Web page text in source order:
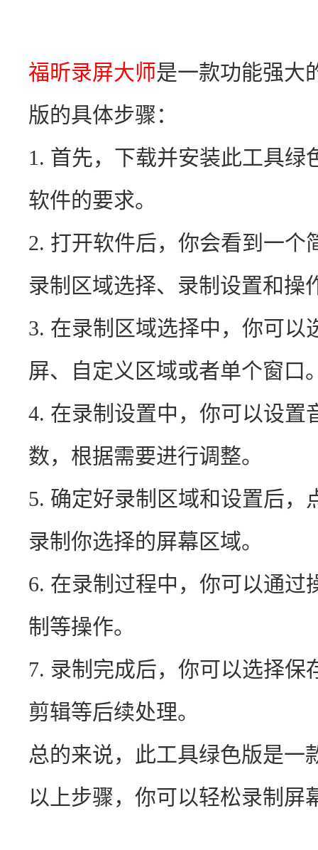
福昕录屏大师是一款功能强大
版的具体步骤：
1. 首先，下载并安装此工具
软件的要求。
2. 打开软件后，你会看到一
录制区域选择、录制设置和操
3. 在录制区域选择中，你可
屏、自定义区域或者单个窗口
4. 在录制设置中，你可以设置
数，根据需要进行调整。
5. 确定好录制区域和设置后，
录制你选择的屏幕区域。
6. 在录制过程中，你可以通
制等操作。
7. 录制完成后，你可以选择
剪辑等后续处理。
总的来说，此工具绿色版是一
以上步骤，你可以轻松录制屏